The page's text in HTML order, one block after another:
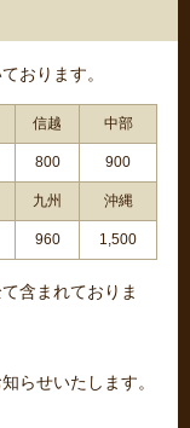
おります。
信越 中部
800 900
九州 沖縄
960 1,500
含まれておりま
らせいたします。